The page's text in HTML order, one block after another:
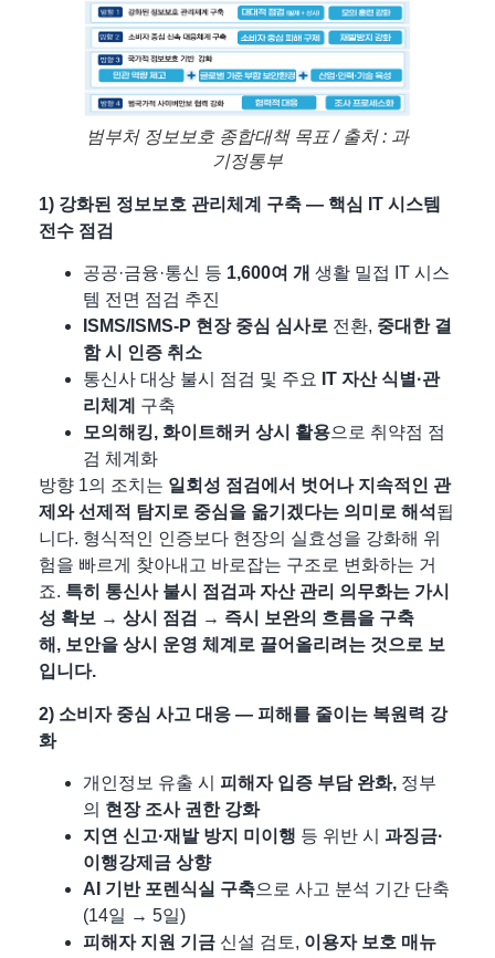
범부처 정보보호 종합대책 목표 / 출처 : 과
기정통부
1) 강화된 정보보호 관리체계 구축 — 핵심 IT 시스템
전수 점검
공공·금융·통신 등 1,600여 개 생활 밀접 IT 시스
템 전면 점검 추진
ISMS/ISMS-P 현장 중심 심사로 전환, 중대한 결
함 시 인증 취소
통신사 대상 불시 점검 및 주요 IT 자산 식별·관
리체계 구축
모의해킹, 화이트해커 상시 활용으로 취약점 점
검 체계화
방향 1의 조치는 일회성 점검에서 벗어나 지속적인 관
제와 선제적 탐지로 중심을 옮기겠다는 의미로 해석 됩
니다. 형식적인 인증보다 현장의 실효성을 강화해 위
험을 빠르게 찾아내고 바로잡는 구조로 변화하는 거
죠. 특히 통신사 불시 점검과 자산 관리 의무화는 가시
성 확보 → 상시 점검 → 즉시 보완의 흐름을 구축
해, 보안을 상시 운영 체계로 끌어올리려는 것으로 보
입니다.
2) 소비자 중심 사고 대응 — 피해를 줄이는 복원력 강
화
개인정보 유출 시 피해자 입증 부담 완화, 정부
의 현장 조사 권한 강화
지연 신고·재발 방지 미이행 등 위반 시 과징금·
이행강제금 상향
AI 기반 포렌식실 구축으로 사고 분석 기간 단축
(14일 → 5일)
피해자 지원 기금 신설 검토, 이용자 보호 매뉴